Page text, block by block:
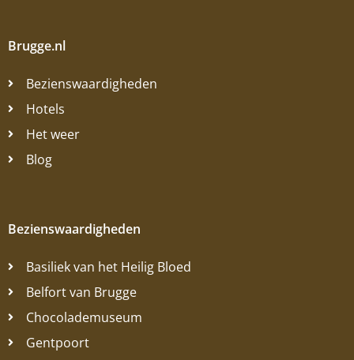
Brugge.nl
Bezienswaardigheden
Hotels
Het weer
Blog
Bezienswaardigheden
Basiliek van het Heilig Bloed
Belfort van Brugge
Chocolademuseum
Gentpoort